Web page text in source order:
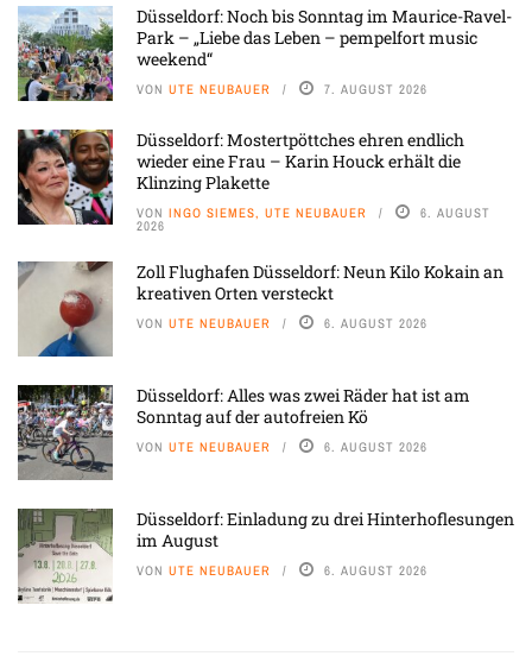
Düsseldorf: Noch bis Sonntag im Maurice-Ravel-
Park – „Liebe das Leben – pempelfort music
weekend“
VON UTE NEUBAUER 7. AUGUST 2026
Düsseldorf: Mostertpöttches ehren endlich
wieder eine Frau – Karin Houck erhält die
Klinzing Plakette
VON INGO SIEMES, UTE NEUBAUER 6. AUGUST
2026
Zoll Flughafen Düsseldorf: Neun Kilo Kokain an
kreativen Orten versteckt
VON UTE NEUBAUER 6. AUGUST 2026
Düsseldorf: Alles was zwei Räder hat ist am
Sonntag auf der autofreien Kö
VON UTE NEUBAUER 6. AUGUST 2026
Düsseldorf: Einladung zu drei Hinterhoflesungen
im August
VON UTE NEUBAUER 6. AUGUST 2026